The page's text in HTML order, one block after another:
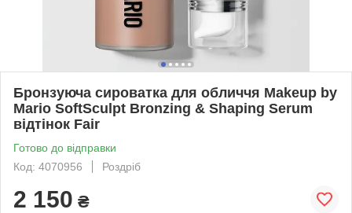
Бронзуюча сироватка для обличчя Makeup by
Mario SoftSculpt Bronzing & Shaping Serum
відтінок Fair
Готово до відправки
Код: 4070956
Роздріб
2 150 ₴